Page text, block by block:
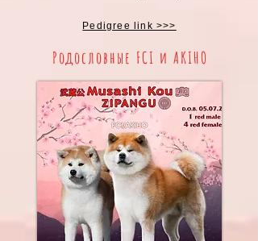
Pedigree link >>>
Родословные FCI и AKIHO